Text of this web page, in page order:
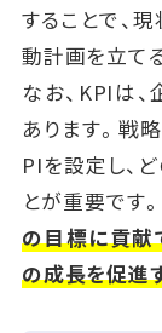
することで、
動計画を立て
なお、KPIは
あります。戦
PIを設定し、
とが重要です。
の目標に貢献
の成長を促進